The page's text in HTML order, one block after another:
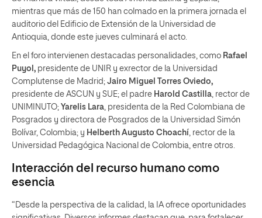
mientras que más de 150 han colmado en la primera jornada el
auditorio del Edificio de Extensión de la Universidad de
Antioquia, donde este jueves culminará el acto.
En el foro intervienen destacadas personalidades, como Rafael
Puyol, presidente de UNIR y exrector de la Universidad
Complutense de Madrid; Jairo Miguel Torres Oviedo,
presidente de ASCUN y SUE; el padre Harold Castilla, rector de
UNIMINUTO; Yarelis Lara, presidenta de la Red Colombiana de
Posgrados y directora de Posgrados de la Universidad Simón
Bolívar, Colombia; y Helberth Augusto Choachí, rector de la
Universidad Pedagógica Nacional de Colombia, entre otros.
Interacción del recurso humano como
esencia
“Desde la perspectiva de la calidad, la IA ofrece oportunidades